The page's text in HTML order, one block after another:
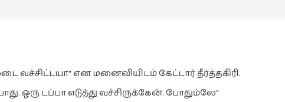
வச்சிட்டயா“ என மனைவியிடம் கேட்டார் தீர்த்தகிரி.
ஒரு டப்பா எடுத்து வச்சிருக்கேன். போதும்லே“